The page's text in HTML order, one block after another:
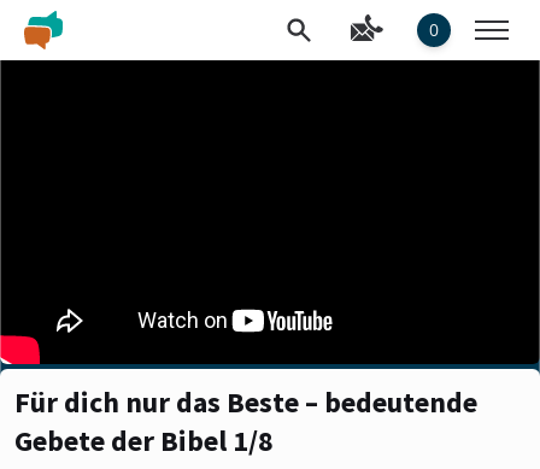
0
Für dich nur das Beste – bedeutende
Gebete der Bibel 1/8